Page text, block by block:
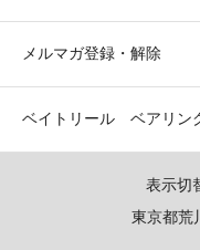
メルマガ登録・解除
ベイトリール ベアリン
表示切
東京都荒